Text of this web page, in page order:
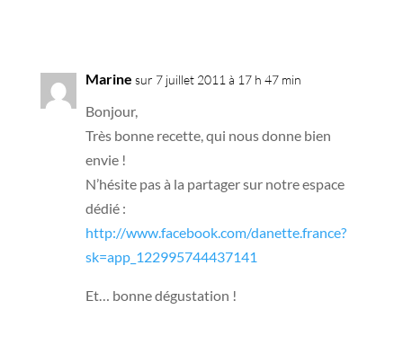
Marine sur 7 juillet 2011 à 17 h 47 min
Bonjour,
Très bonne recette, qui nous donne bien
envie !
N’hésite pas à la partager sur notre espace
dédié :
http://www.facebook.com/danette.france?
sk=app_122995744437141
Et… bonne dégustation !